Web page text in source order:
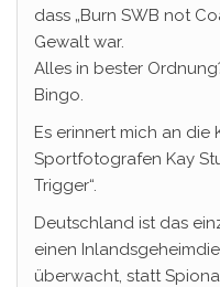
dass „Burn SWB not
Gewalt war.
Alles in bester
Bingo.
Es erinnert mich an die
Sportfotografen Kay
Trigger“.
Deutschland ist das
einen
überwacht, statt